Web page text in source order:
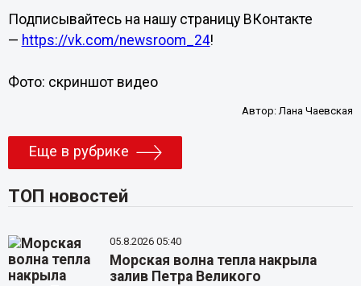
Подписывайтесь на нашу страницу ВКонтакте
— https://vk.com/newsroom_24!
Фото: скриншот видео
Автор: Лана Чаевская
Еще в рубрике
ТОП новостей
05.8.2026 05:40
Морская волна тепла накрыла
залив Петра Великого